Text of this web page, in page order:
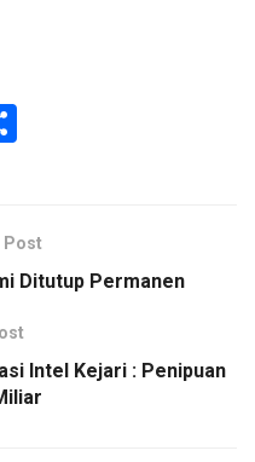
e
Post
Ditutup Permanen
Intel Kejari : Penipuan